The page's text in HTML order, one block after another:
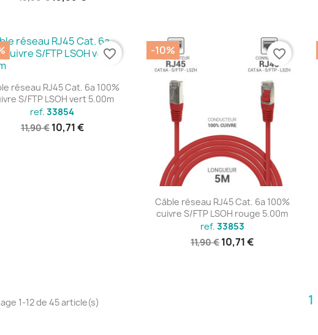
Aperçu rapide
réseau RJ45 Cat. 6a 100%
S/FTP LSOH vert 5.00m
ref.33854
11,90 € 10,71 €
favorite_border
Aperçu rapide
Câble réseau RJ45 Cat. 6a 100%
cuivre S/FTP LSOH rouge 5.00m
ref. 33853
11,90 €10,71 €
-10% favorite_border
1-12 de 45 article(s) 1